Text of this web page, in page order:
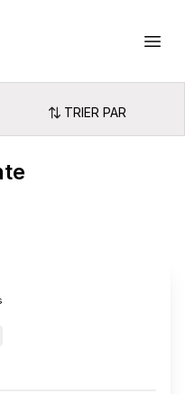
Trier par
TRIER PAR